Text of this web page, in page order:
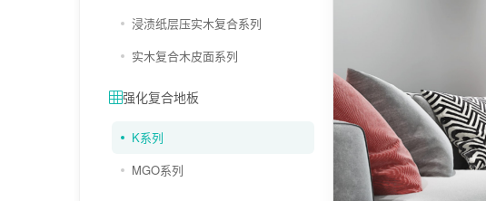
浸渍纸层压实木复合系列
实木复合木皮面系列
强化复合地板
K系列
MGO系列